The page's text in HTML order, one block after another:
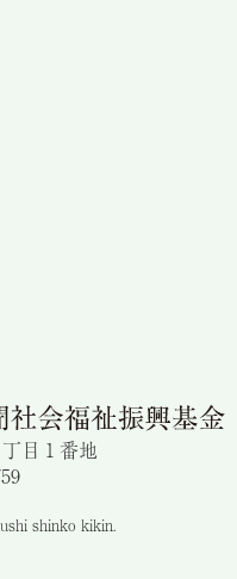
目１番地
shinko kikin.